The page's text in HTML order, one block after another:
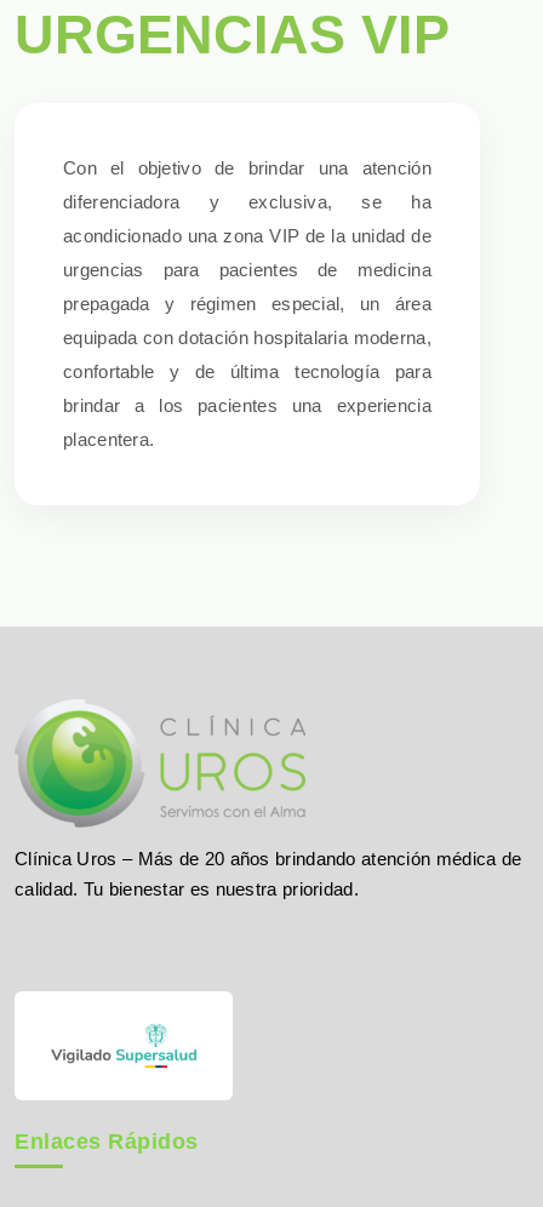
URGENCIAS VIP
Con el objetivo de brindar una atención
diferenciadora y exclusiva, se ha
acondicionado una zona VIP de la unidad de
urgencias para pacientes de medicina
prepagada y régimen especial, un área
equipada con dotación hospitalaria moderna,
confortable y de última tecnología para
brindar a los pacientes una experiencia
placentera.
Clínica Uros – Más de 20 años brindando atención médica de
calidad. Tu bienestar es nuestra prioridad.
Enlaces Rápidos